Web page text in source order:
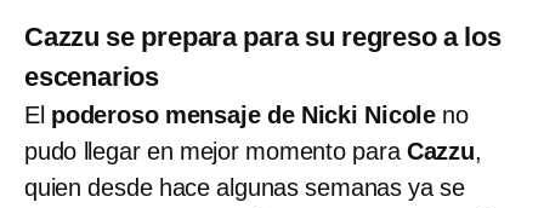
Cazzu se prepara para su regreso a los
escenarios
El poderoso mensaje de Nicki Nicole no
pudo llegar en mejor momento para Cazzu,
quien desde hace algunas semanas ya se